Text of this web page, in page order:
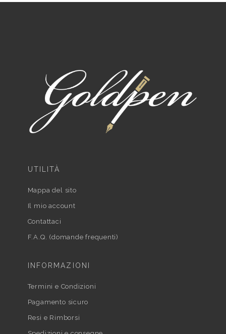
UTILITÀ
Mappa del sito
Il mio account
Contattaci
F.A.Q. (domande frequenti)
INFORMAZIONI
Termini e Condizioni
Pagamento sicuro
Resi e Rimborsi